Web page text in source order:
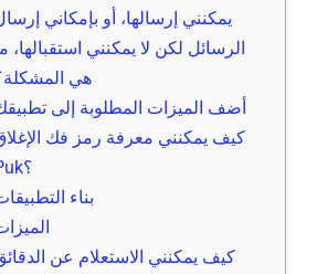
يمكنني إرسالها، أو بإمكاني
الرسائل لكن لا يمكنني استقبالها،
هي
أضف الميزات المطلوبة إلى
كيف يمكنني معرفة رمز فك
Puk؟
بناء
كيف يمكنني الاستعلام عن